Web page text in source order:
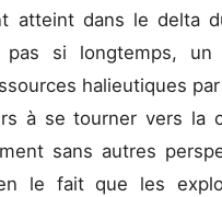
atteint dans le delta
si longtemps, un
halieutiques
à se tourner vers la
sans autres
le fait que les